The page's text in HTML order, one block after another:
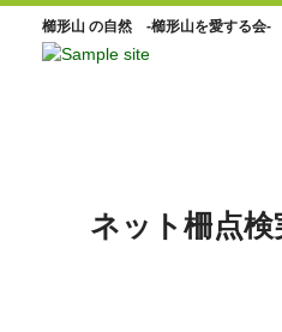
櫛形山 の自然 -櫛形山を愛する会-
ネット柵点検